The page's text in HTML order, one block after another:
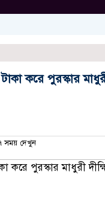
করে পুরস্কার
সময় দেখুন